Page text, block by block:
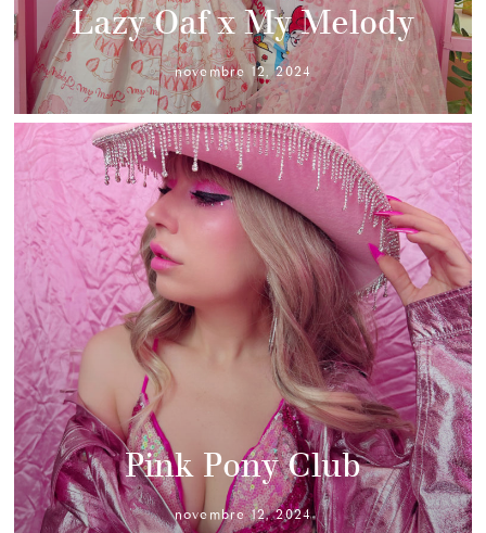
Lazy Oaf x My Melody
novembre 12, 2024
Pink Pony Club
novembre 12, 2024